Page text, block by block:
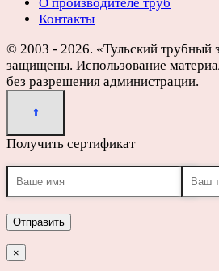
Контакты
© 2003 - 2026. «Тульский трубный
защищены. Использование
без разрешения администрации.
Получить сертификат
×